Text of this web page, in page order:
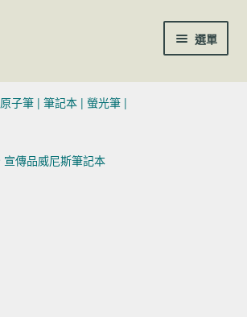
選單
原子筆| 筆記本| 螢光筆|
宣傳品威尼斯筆記本